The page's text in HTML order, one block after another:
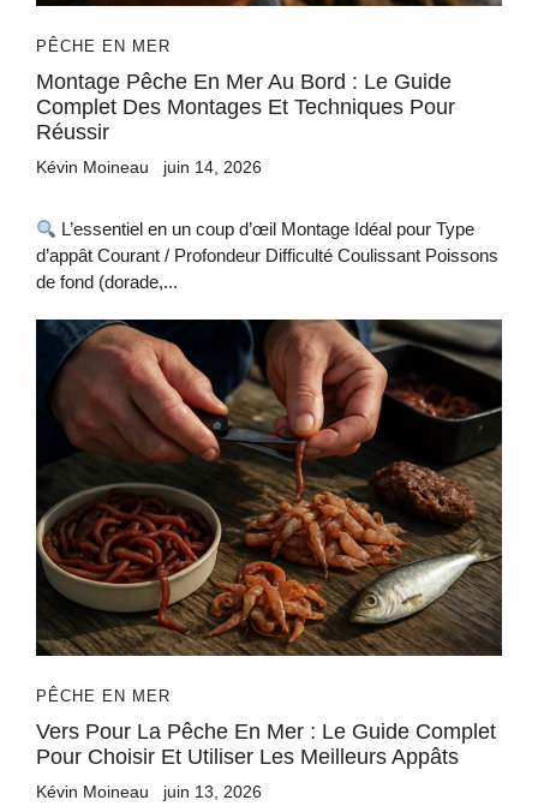
PÊCHE EN MER
Montage Pêche En Mer Au Bord : Le Guide
Complet Des Montages Et Techniques Pour
Réussir
Kévin Moineau juin 14, 2026
L’essentiel en un coup d’œil Montage Idéal pour Type
d’appât Courant / Profondeur Difficulté Coulissant Poissons
de fond (dorade,...
PÊCHE EN MER
Vers Pour La Pêche En Mer : Le Guide Complet
Pour Choisir Et Utiliser Les Meilleurs Appâts
Kévin Moineau juin 13, 2026